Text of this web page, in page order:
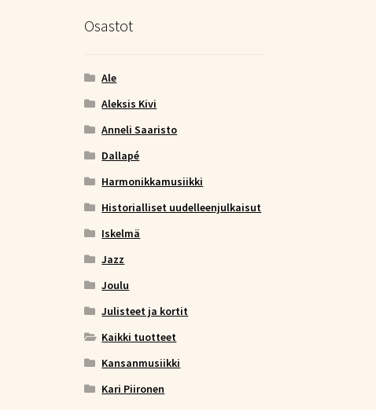
Osastot
Ale
Aleksis Kivi
Anneli Saaristo
Dallapé
Harmonikkamusiikki
Historialliset uudelleenjulkaisut
Iskelmä
Jazz
Joulu
Julisteet ja kortit
Kaikki tuotteet
Kansanmusiikki
Kari Piironen